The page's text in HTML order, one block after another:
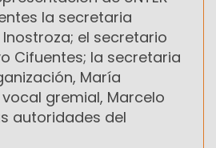
la secretaria
el secretario
Cifuentes; la secretaria
María
gremial, Marcelo
autoridades del